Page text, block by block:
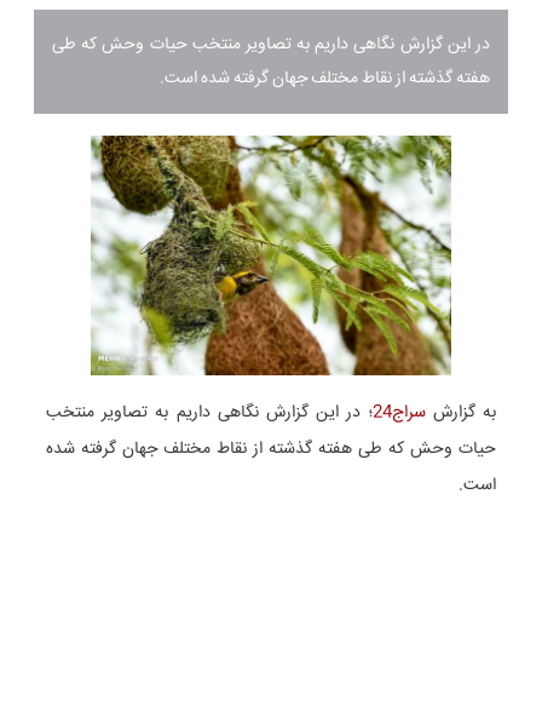
در این گزارش نگاهی داریم به تصاویر منتخب حیات وحش که طی
هفته گذشته از نقاط مختلف جهان گرفته شده است.
به گزارشسراج24
؛ در این گزارش نگاهی داریم به تصاویر منتخب
حیات وحش که طی هفته گذشته از نقاط مختلف جهان گرفته شده
است.